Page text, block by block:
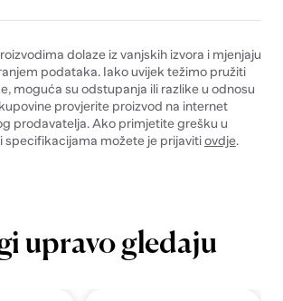
dolaze iz vanjskih izvora i mjenjaju
podataka. Iako uvijek težimo pružiti
moguća su odstupanja ili razlike u odnosu
provjerite proizvod na internet
prodavatelja. Ako primjetite grešku u
specifikacijama možete je prijavitiovdje.
upravo gledaju